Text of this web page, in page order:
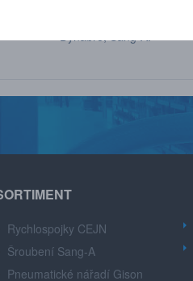
Dynabre, Sang-A.
Rychlospojky CEJN
Šroubení Sang-A
Pneumatické nářadí Gison